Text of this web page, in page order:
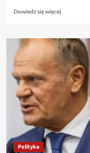
Dowiedz się więcejDowiedz
o
ZUS
pobrał
PIT
mimo
dochodów
poniżej
zł?
Emeryci
nie
kryją
Polityka